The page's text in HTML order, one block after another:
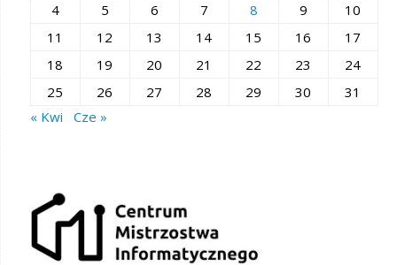
4
5 6 7 8 9
10
11
12 13 14 15 16
17
18
19 20 21 22 23
24
25
26 27 28 29 30
31
« Kwi
Cze »